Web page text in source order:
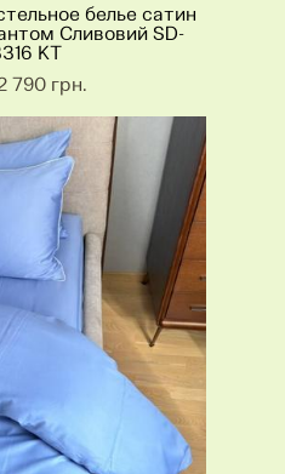
белье сатин
Сливовий SD-
KT
790 грн.